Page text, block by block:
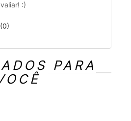
:)
(0)
PARA